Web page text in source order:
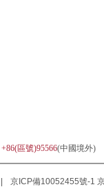
+86(區號)95566(中國境外)
京ICP備10052455號-1